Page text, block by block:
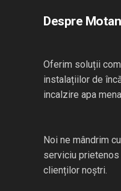
Despre
Oferim soluții
instalațiilor de
incalzire apa
Noi ne mândrim
serviciu
clienților noștri.